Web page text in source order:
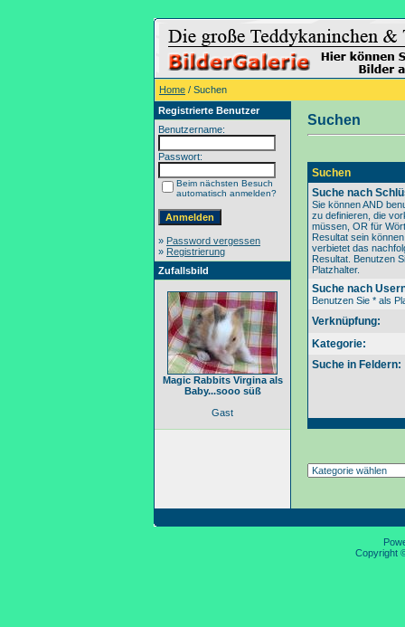
Home / Suchen
Registrierte Benutzer
Benutzername:
Passwort:
Beim nächsten Besuch
automatisch anmelden?
» Password vergessen
» Registrierung
Zufallsbild
Magic Rabbits Virgina als
Baby...sooo süß
Gast
Suchen
Suchen
Suche nach
Sie können AND
zu definieren, die
müssen, OR für
Resultat sein
verbietet das
Resultat. Benutzen
Platzhalter.
Suche nach
Benutzen Sie * als
Verknüpfung:
Kategorie:
Suche in Feldern:
Copyright